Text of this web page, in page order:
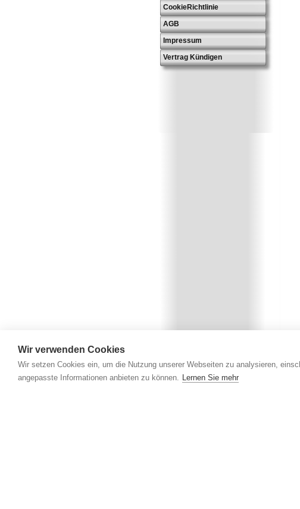
Wir verwenden Cookies
Wir setzen Cookies ein, um die Nutzung unserer Webseiten zu analysieren,
angepasste Informationen anbieten zu können. Lernen Sie mehr
CookieRichtlinie
AGB
Impressum
Vertrag Kündigen